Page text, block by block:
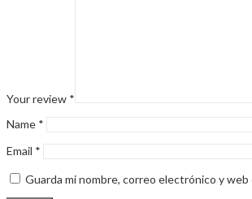
Your review *
Name *
Email *
Guarda mi nombre, correo electrónico y